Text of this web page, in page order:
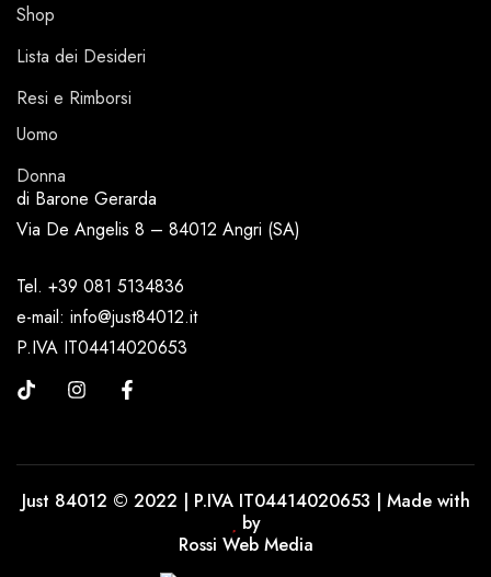
Shop
Lista dei Desideri
Resi e Rimborsi
Uomo
Donna
di Barone Gerarda
Via De Angelis 8 – 84012 Angri (SA)
Tel. +39 081 5134836
e-mail: info@just84012.it
P.IVA IT04414020653
Just 84012 © 2022 | P.IVA IT04414020653 | Made with
by
Rossi Web Media